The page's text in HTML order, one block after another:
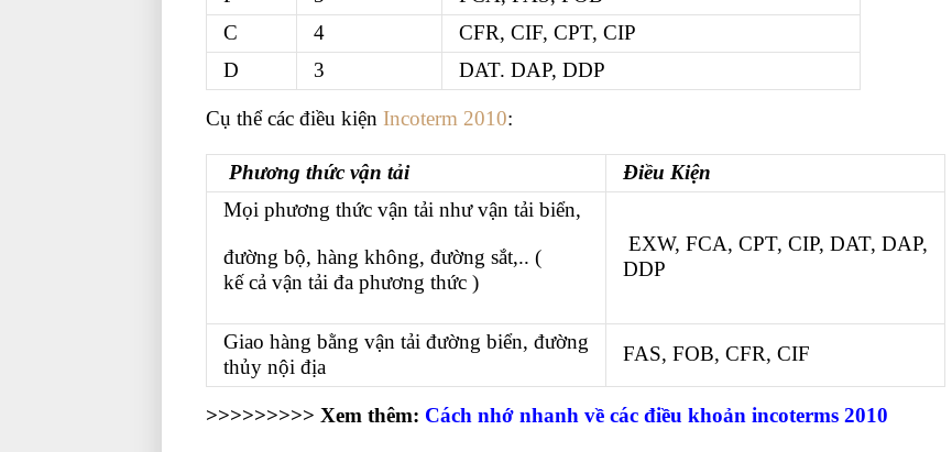
C
4
CFR, CIF, CPT, CIP
D
3 DAT. DAP, DDP
Cụ thể các điều kiện Incoterm 2010:
Phương thức vận tải
Điều Kiện
Mọi phương thức vận tải như vận tải biển,
đường bộ, hàng không, đường sắt,.. (
kế cả vận tải đa phương thức )
EXW, FCA, CPT, CIP, DAT, DAP,
DDP
Giao hàng bằng vận tải đường biển, đường
thủy nội địa
FAS, FOB, CFR, CIF
>>>>>>>>> Xem thêm: Cách nhớ nhanh về các điều khoản incoterms 2010